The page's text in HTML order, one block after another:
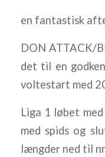
en fantastisk
DON ATTACK/
det til en
voltestart med
Liga 1 løbet
med spids og
længder ned til